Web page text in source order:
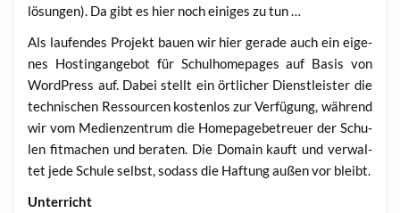
lö­sun­gen). Da gibt es hier noch eini­ges zu tun …
Als lau­fen­des Pro­jekt bau­en wir hier gera­de auch ein eige­
nes Hos­tin­g­an­ge­bot für Schul­home­pages auf Basis von
Word­Press auf. Dabei stellt ein ört­li­cher Dienst­leis­ter die
tech­ni­schen Res­sour­cen kos­ten­los zur Ver­fü­gung, wäh­rend
wir vom Medi­en­zen­trum die Home­page­be­treu­er der Schu­
len fit­ma­chen und bera­ten. Die Domain kauft und ver­wal­
tet jede Schu­le selbst, sodass die Haf­tung außen vor bleibt.
Unter­richt